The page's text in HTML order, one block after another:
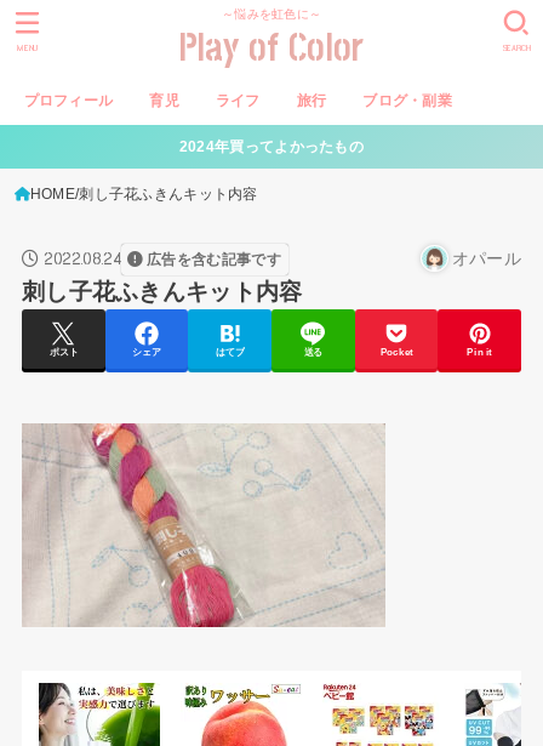
～悩みを虹色に～
Play of Color
プロフィール 育児 ライフ 旅行 ブログ・副業
SEARCH
MENU
2024年買ってよかったもの
HOME 刺し子花ふきんキット内容
2022.08.24 広告を含む記事です オパール
刺し子花ふきんキット内容
ポスト シェア はてブ 送る Pocket Pin it